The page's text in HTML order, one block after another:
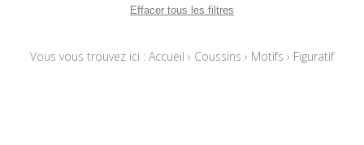
Effacer tous les filtres
Vous vous trouvez ici : Accueil › Coussins › Motifs › Figuratif